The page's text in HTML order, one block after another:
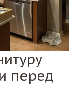
перед